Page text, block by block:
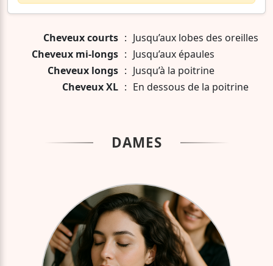
Cheveux courts : Jusqu’aux lobes des oreilles
Cheveux mi-longs : Jusqu’aux épaules
Cheveux longs : Jusqu’à la poitrine
Cheveux XL : En dessous de la poitrine
DAMES